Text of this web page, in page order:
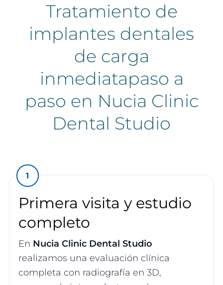
Tratamiento de
implantes dentales
de carga
inmediatapaso a
paso en Nucia Clinic
Dental Studio
Primera visita y estudio
completo
En Nucia Clinic Dental Studio
realizamos una evaluación clínica
completa con radiografía en 3D,